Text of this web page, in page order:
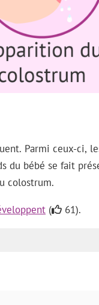
Parmi ceux-ci,
du bébé se fait
colostrum.
( 61).